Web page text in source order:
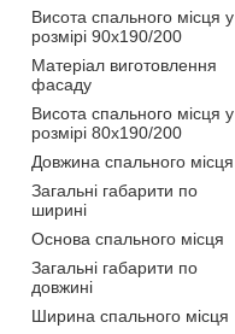
Висота спального місця у
розмірі 90х190/200
Матеріал виготовлення
фасаду
Висота спального місця у
розмірі 80х190/200
Довжина спального місця
Загальні габарити по
ширині
Основа спального місця
Загальні габарити по
довжині
Ширина спального місця